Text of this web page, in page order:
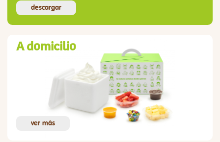
descargar
A domicilio
ver más